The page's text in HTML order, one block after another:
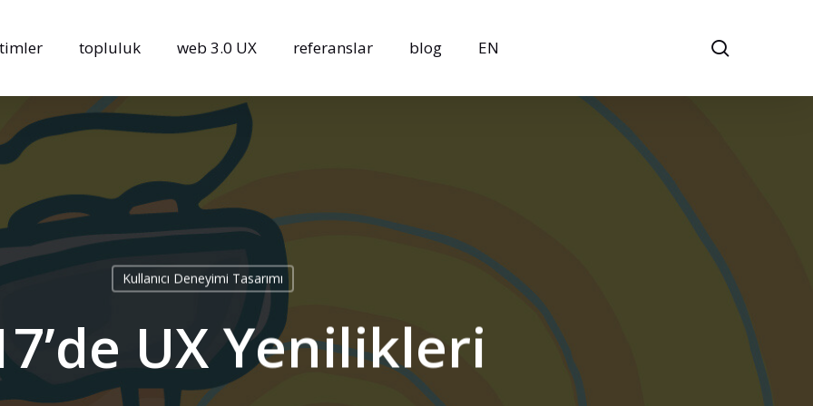
topluluk web 3.0 UX referanslar blog EN
Kullanıcı Deneyimi Tasarımı
UX Yenilikleri